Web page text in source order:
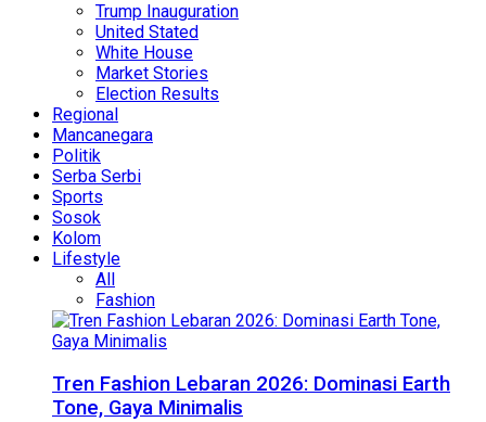
Trump Inauguration
United Stated
White House
Market Stories
Election Results
Regional
Mancanegara
Politik
Serba Serbi
Sports
Sosok
Kolom
Lifestyle
All
Fashion
Tren Fashion Lebaran 2026: Dominasi Earth
Tone, Gaya Minimalis